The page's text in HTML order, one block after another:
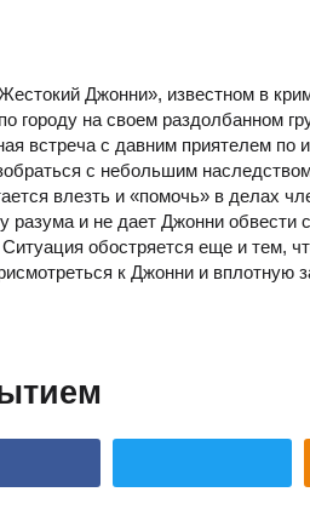
Джонни», известном в
городу на своем раздолбанном
встреча с давним приятелем по
с небольшим
влезть и «помочь» в делах
разума и не дает Джонни обвести
обостряется еще и тем,
к Джонни и вплотную